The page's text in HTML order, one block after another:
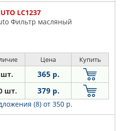
LC1237
Фильтр масляный
Цена Купить
365 р.
шт. 379 р.
(8) от 350 р.